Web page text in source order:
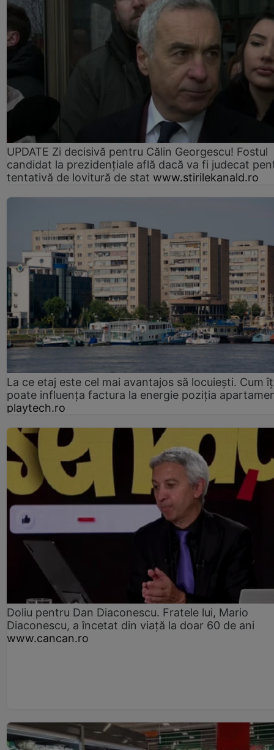
UPDATE Zi decisivă pentru Călin Georgescu! Fostul
candidat la prezidențiale află dacă va fi judecat
tentativă de lovitură de stat www.stirilekanald.ro
La ce etaj este cel mai avantajos să locuiești. Cum
poate influența factura la energie poziția
playtech.ro
Doliu pentru Dan Diaconescu. Fratele lui, Mario
Diaconescu, a încetat din viață la doar 60 de ani
www.cancan.ro